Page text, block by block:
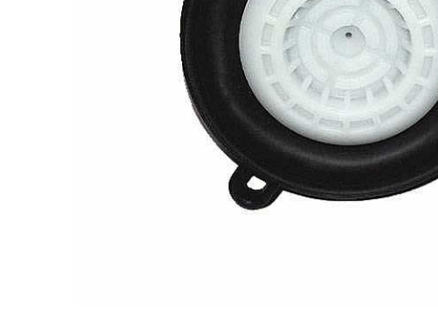
Servicio Técnico
Contacto
Búsqueda
de
productos